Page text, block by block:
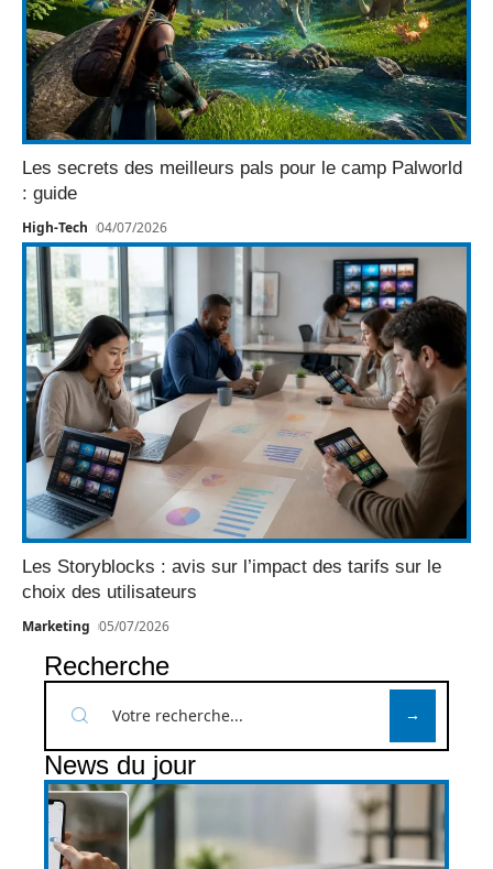
Les secrets des meilleurs pals pour le camp Palworld
: guide
High-Tech 04/07/2026
Les Storyblocks : avis sur l’impact des tarifs sur le
choix des utilisateurs
Marketing 05/07/2026
Recherche
News du jour